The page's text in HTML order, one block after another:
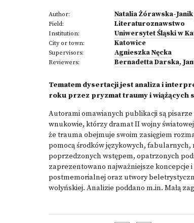
Author: Natalia Żórawska-Janik
Field: Literaturoznawstwo
Institution: Uniwersytet Śląski w
City or town: Katowice
Supervisors: Agnieszka Nęcka
Reviewers: Bernadetta Darska,
Tematem dysertacji jest analiza i
roku przez pryzmat traumy i wiążących
Autorami omawianych publikacji są
wnukowie, którzy dramat II wojny
że trauma obejmuje swoim zasięgiem
pomocą środków językowych, fabularnych,
poprzedzonych wstępem, opatrzonych
zaprezentowano najważniejsze koncepcje
postmemorialnej oraz utwory
wołyńskiej. Analizie poddano m.in. Małą